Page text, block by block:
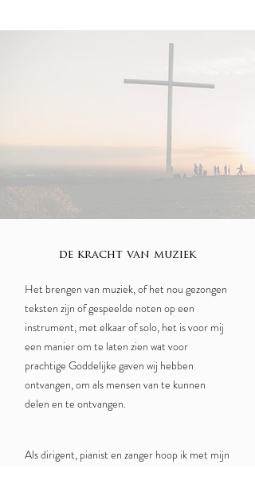
de kracht van muziek
Het brengen van muziek, of het nou gezongen
teksten zijn of gespeelde noten op een
instrument, met elkaar of solo, het is voor mij
een manier om te laten zien wat voor
prachtige Goddelijke gaven wij hebben
ontvangen, om als mensen van te kunnen
delen en te ontvangen.
Als dirigent, pianist en zanger hoop ik met mijn